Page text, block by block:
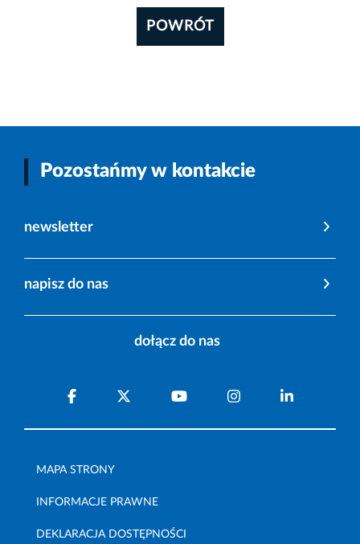
POWRÓT
Pozostańmy w kontakcie
newsletter
napisz do nas
dołącz do nas
MAPA STRONY
INFORMACJE PRAWNE
DEKLARACJA DOSTĘPNOŚCI